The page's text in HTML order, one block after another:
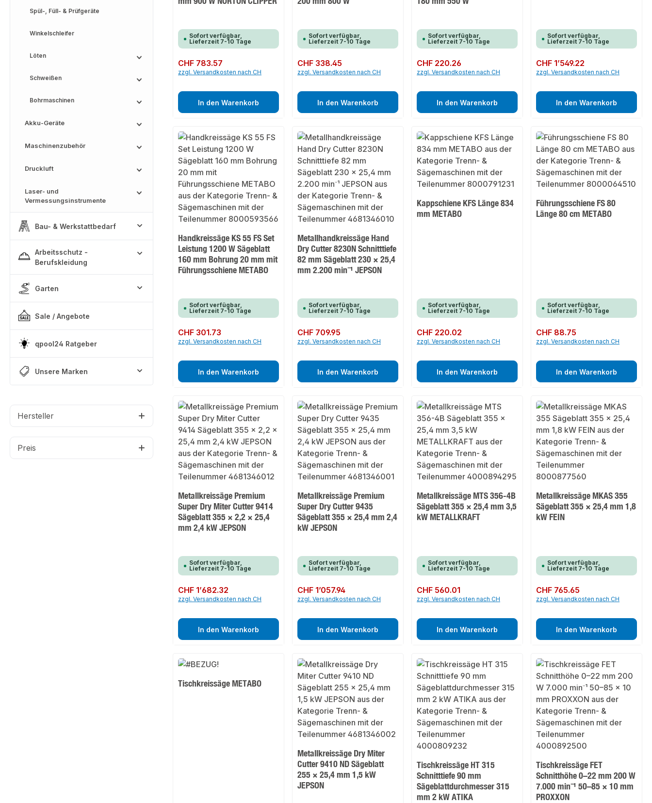
Spül-, Füll- & Prüfgeräte
Winkelschleifer
Löten
Schweißen
Bohrmaschinen
Akku-Geräte
Maschinenzubehör
Druckluft
Laser- und
Vermessungsinstrumente
Bau- & Werkstattbedarf
Arbeitsschutz -
Berufskleidung
Garten
Sale / Angebote
qpool24 Ratgeber
Unsere Marken
Hersteller
Preis
Sofort verfügbar,
Lieferzeit 7-10 Tage
Regulärer Preis:
CHF 783.57
zzgl. Versandkosten nach CH
In den Warenkorb
Sofort verfügbar,
Lieferzeit 7-10 Tage
Regulärer Preis:
CHF 338.45
zzgl. Versandkosten nach CH
In den Warenkorb
Sofort verfügbar,
Lieferzeit 7-10 Tage
Regulärer Preis:
CHF 220.26
zzgl. Versandkosten nach CH
In den Warenkorb
Sofort verfügbar,
Lieferzeit 7-10 Tage
Regulärer Preis:
CHF 1’549.22
zzgl. Versandkosten nach CH
In den Warenkorb
Handkreissäge KS 55 FS Set
Leistung 1200 W Sägeblatt
160 mm Bohrung 20 mm mit
Führungsschiene METABO
Sofort verfügbar,
Lieferzeit 7-10 Tage
Regulärer Preis:
CHF 301.73
zzgl. Versandkosten nach CH
In den Warenkorb
Metallhandkreissäge Hand
Dry Cutter 8230N Schnitttiefe
82 mm Sägeblatt 230 × 25,4
mm 2.200 min⁻¹ JEPSON
Sofort verfügbar,
Lieferzeit 7-10 Tage
Regulärer Preis:
CHF 709.95
zzgl. Versandkosten nach CH
In den Warenkorb
Kappschiene KFS Länge 834
mm METABO
Sofort verfügbar,
Lieferzeit 7-10 Tage
Regulärer Preis:
CHF 220.02
zzgl. Versandkosten nach CH
In den Warenkorb
Führungsschiene FS 80
Länge 80 cm METABO
Sofort verfügbar,
Lieferzeit 7-10 Tage
Regulärer Preis:
CHF 88.75
zzgl. Versandkosten nach CH
In den Warenkorb
Metallkreissäge Premium
Super Dry Miter Cutter 9414
Sägeblatt 355 × 2,2 × 25,4
mm 2,4 kW JEPSON
Sofort verfügbar,
Lieferzeit 7-10 Tage
Regulärer Preis:
CHF 1’682.32
zzgl. Versandkosten nach CH
In den Warenkorb
Metallkreissäge Premium
Super Dry Cutter 9435
Sägeblatt 355 × 25,4 mm 2,4
kW JEPSON
Sofort verfügbar,
Lieferzeit 7-10 Tage
Regulärer Preis:
CHF 1’057.94
zzgl. Versandkosten nach CH
In den Warenkorb
Metallkreissäge MTS 356-4B
Sägeblatt 355 × 25,4 mm 3,5
kW METALLKRAFT
Sofort verfügbar,
Lieferzeit 7-10 Tage
Regulärer Preis:
CHF 560.01
zzgl. Versandkosten nach CH
In den Warenkorb
Metallkreissäge MKAS 355
Sägeblatt 355 × 25,4 mm 1,8
kW FEIN
Sofort verfügbar,
Lieferzeit 7-10 Tage
Regulärer Preis:
CHF 765.65
zzgl. Versandkosten nach CH
In den Warenkorb
Tischkreissäge METABO
Metallkreissäge Dry Miter
Cutter 9410 ND Sägeblatt
255 × 25,4 mm 1,5 kW
JEPSON
Tischkreissäge HT 315
Schnitttiefe 90 mm
Sägeblattdurchmesser 315
mm 2 kW ATIKA
Tischkreissäge FET
Schnitthöhe 0–22 mm 200 W
7.000 min⁻¹ 50–85 × 10 mm
PROXXON